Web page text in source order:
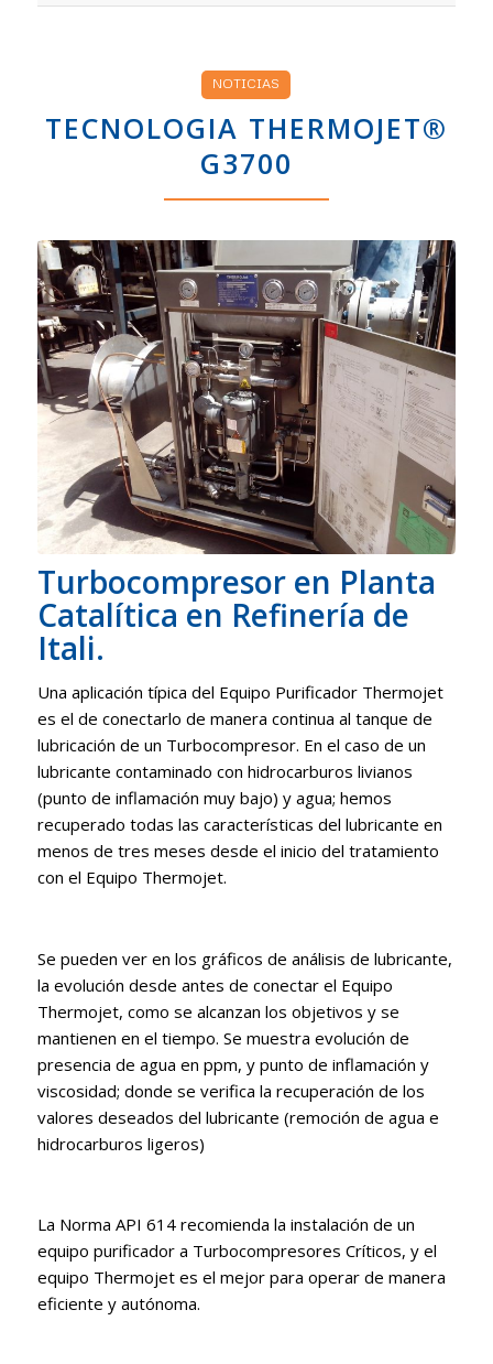
NOTICIAS
TECNOLOGIA THERMOJET®
G3700
Turbocompresor en Planta
Catalítica en Refinería de
Itali.
Una aplicación típica del Equipo Purificador Thermojet
es el de conectarlo de manera continua al tanque de
lubricación de un Turbocompresor. En el caso de un
lubricante contaminado con hidrocarburos livianos
(punto de inflamación muy bajo) y agua; hemos
recuperado todas las características del lubricante en
menos de tres meses desde el inicio del tratamiento
con el Equipo Thermojet.
Se pueden ver en los gráficos de análisis de lubricante,
la evolución desde antes de conectar el Equipo
Thermojet, como se alcanzan los objetivos y se
mantienen en el tiempo. Se muestra evolución de
presencia de agua en ppm, y punto de inflamación y
viscosidad; donde se verifica la recuperación de los
valores deseados del lubricante (remoción de agua e
hidrocarburos ligeros)
La Norma API 614 recomienda la instalación de un
equipo purificador a Turbocompresores Críticos, y el
equipo Thermojet es el mejor para operar de manera
eficiente y autónoma.